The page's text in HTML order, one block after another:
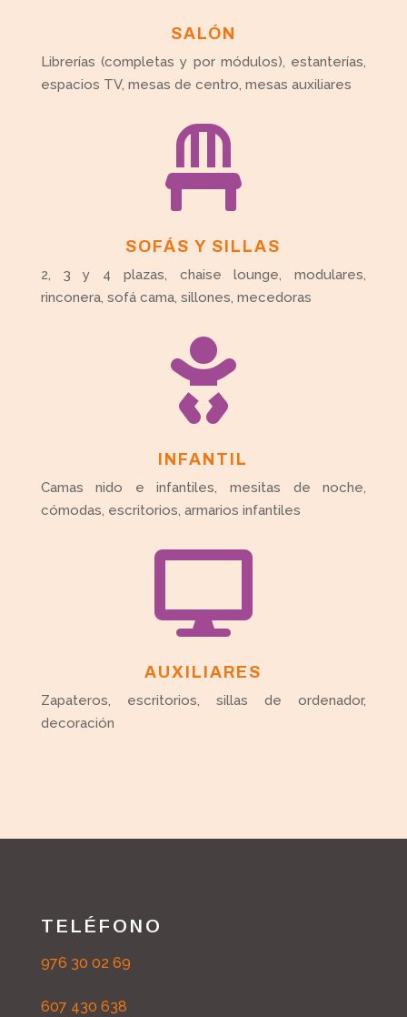
SALÓN
Librerías (completas y por módulos), estanterías,
espacios TV, mesas de centro, mesas auxiliares

SOFÁS Y SILLAS
2, 3 y 4 plazas, chaise lounge, modulares,
rinconera, sofá cama, sillones, mecedoras

INFANTIL
Camas nido e infantiles, mesitas de noche,
cómodas, escritorios, armarios infantiles

AUXILIARES
Zapateros, escritorios, sillas de ordenador,
decoración
TELÉFONO
976 30 02 69
607 430 638